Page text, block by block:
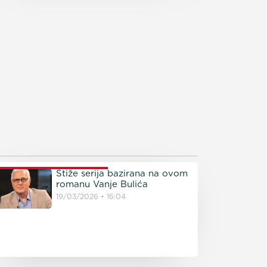
JOŠ
Stiže serija bazirana na ovom
romanu Vanje Bulića
19/03/2026 16:04